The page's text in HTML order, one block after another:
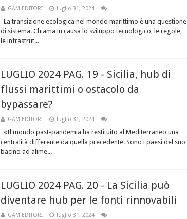
GAM EDITORI luglio 31, 2024
La transizione ecologica nel mondo marittimo è una questione
di sistema. Chiama in causa lo sviluppo tecnologico, le regole,
le infrastrut...
LUGLIO 2024 PAG. 19 - Sicilia, hub di
flussi marittimi o ostacolo da
bypassare?
GAM EDITORI luglio 31, 2024
«Il mondo past-pandemia ha restituito al Mediterraneo una
centralità differente da quella precedente. Sono i paesi del suo
bacino ad alime...
LUGLIO 2024 PAG. 20 - La Sicilia può
diventare hub per le fonti rinnovabili
GAM EDITORI luglio 31, 2024